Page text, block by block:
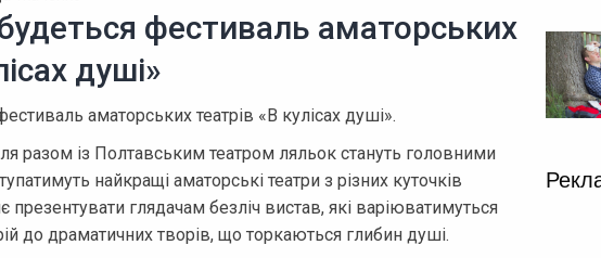
фестиваль аматорських
душі»
аматорських театрів «В кулісах душі».
разом із Полтавським театром ляльок стануть головними
найкращі аматорські театри з різних куточків
презентувати глядачам безліч вистав, які варіюватимуться
до драматичних творів, що торкаються глибин душі.